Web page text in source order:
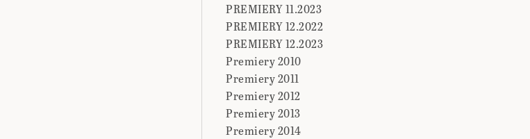
PREMIERY 11.2023
PREMIERY 12.2022
PREMIERY 12.2023
Premiery 2010
Premiery 2011
Premiery 2012
Premiery 2013
Premiery 2014